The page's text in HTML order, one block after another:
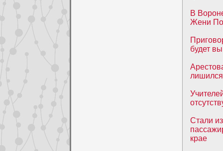
В
Жени
будет
лишился
Стали
крае